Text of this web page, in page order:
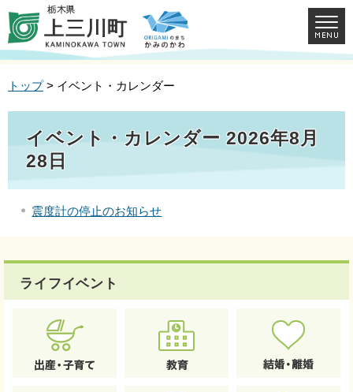
トップ> イベント・カレンダー
イベント・カレンダー 2026年8月
28日
震度計の停止のお知らせ
ライフイベント